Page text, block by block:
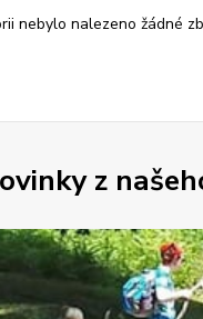
nebylo nalezeno žádné
z